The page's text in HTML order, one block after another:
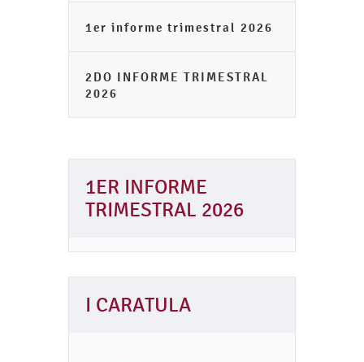
1er informe trimestral 2026
2DO INFORME TRIMESTRAL
2026
1ER INFORME
TRIMESTRAL 2026
I CARATULA